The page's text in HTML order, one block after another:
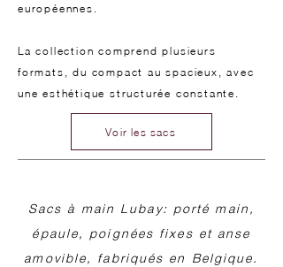
européennes.
La collection comprend plusieurs
formats, du compact au spacieux, avec
une esthétique structurée constante.
Voir les sacs
Sacs à main Lubay: porté main,
épaule, poignées fixes et anse
amovible, fabriqués en Belgique.